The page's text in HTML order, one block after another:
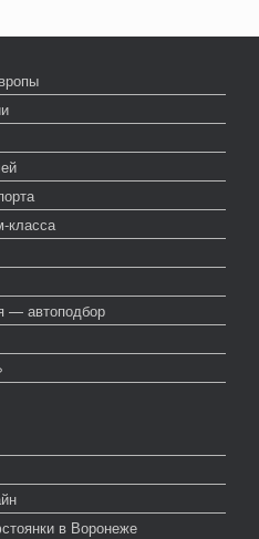
класса
— автоподбор
в Воронеже